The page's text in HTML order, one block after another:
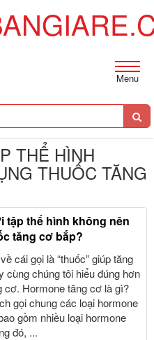
Menu
THỂ HÌNH
THUỐC TĂNG
tập thể hình không nên
tăng cơ bắp?
cái gọi là “thuốc” giúp tăng
cùng chúng tôi hiểu đúng hơn
cơ. Hormone tăng cơ là gì?
gọi chung các loại hormone
gồm nhiều loại hormone
đó, ...